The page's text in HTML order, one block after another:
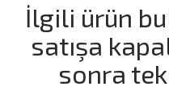
İlgili ürün
satışa
sonra